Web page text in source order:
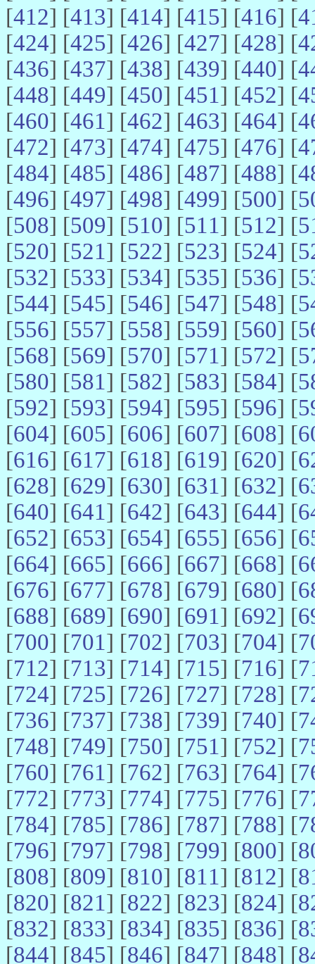
[412] [413] [414] [415] [416] [
[424] [425] [426] [427] [428] [
[436] [437] [438] [439] [440] [
[448] [449] [450] [451] [452] [
[460] [461] [462] [463] [464] [
[472] [473] [474] [475] [476] [
[484] [485] [486] [487] [488] [
[496] [497] [498] [499] [500] [
[508] [509] [510] [511] [512] [
[520] [521] [522] [523] [524] [
[532] [533] [534] [535] [536] [
[544] [545] [546] [547] [548] [
[556] [557] [558] [559] [560] [
[568] [569] [570] [571] [572] [
[580] [581] [582] [583] [584] [
[592] [593] [594] [595] [596] [
[604] [605] [606] [607] [608] [
[616] [617] [618] [619] [620] [
[628] [629] [630] [631] [632] [
[640] [641] [642] [643] [644] [
[652] [653] [654] [655] [656] [
[664] [665] [666] [667] [668] [
[676] [677] [678] [679] [680] [
[688] [689] [690] [691] [692] [
[700] [701] [702] [703] [704] [
[712] [713] [714] [715] [716] [
[724] [725] [726] [727] [728] [
[736] [737] [738] [739] [740] [
[748] [749] [750] [751] [752] [
[760] [761] [762] [763] [764] [
[772] [773] [774] [775] [776] [
[784] [785] [786] [787] [788] [
[796] [797] [798] [799] [800] [
[808] [809] [810] [811] [812] [
[820] [821] [822] [823] [824] [
[832] [833] [834] [835] [836] [
[844] [845] [846] [847] [848] [